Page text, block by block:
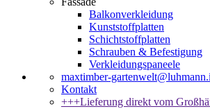
Balkonverkleidung
Kunststoffplatten
Schichtstoffplatten
Schrauben & Befestigung
Verkleidungspaneele
maxtimber-
Kontakt
+++Lieferung direkt vom